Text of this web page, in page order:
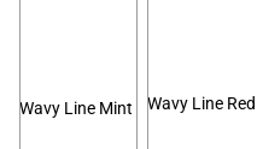
Wavy Line Mint Wavy Line Red